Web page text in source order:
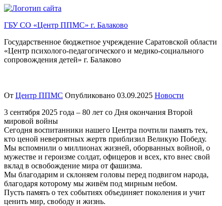
Перейти
содержимому
ГБУ СО «Центр ППМС» г. Балаково
Государственное бюджетное учреждение Саратовской области
«Центр психолого-педагогического и медико-социального
сопровождения детей» г. Балаково
От Центр ППМС Опубликовано 03.09.2025 Новости
3 сентября 2025 года – 80 лет со Дня окончания Второй
мировой войны
Сегодня воспитанники нашего Центра почтили память тех,
кто ценой невероятных жертв приблизил Великую Победу.
Мы вспомнили о миллионах жизней, оборванных войной, о
мужестве и героизме солдат, офицеров и всех, кто внес свой
вклад в освобождение мира от фашизма.
Мы благодарим и склоняем головы перед подвигом народа,
благодаря которому мы живём под мирным небом.
Пусть память о тех событиях объединяет поколения и учит
ценить мир, свободу и жизнь.